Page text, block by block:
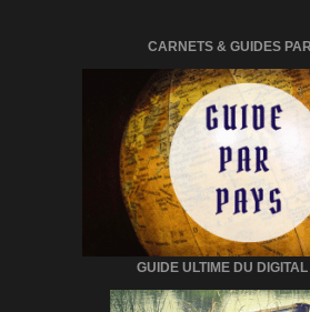
CARNETS & GUIDES
GUIDE ULTIME DU